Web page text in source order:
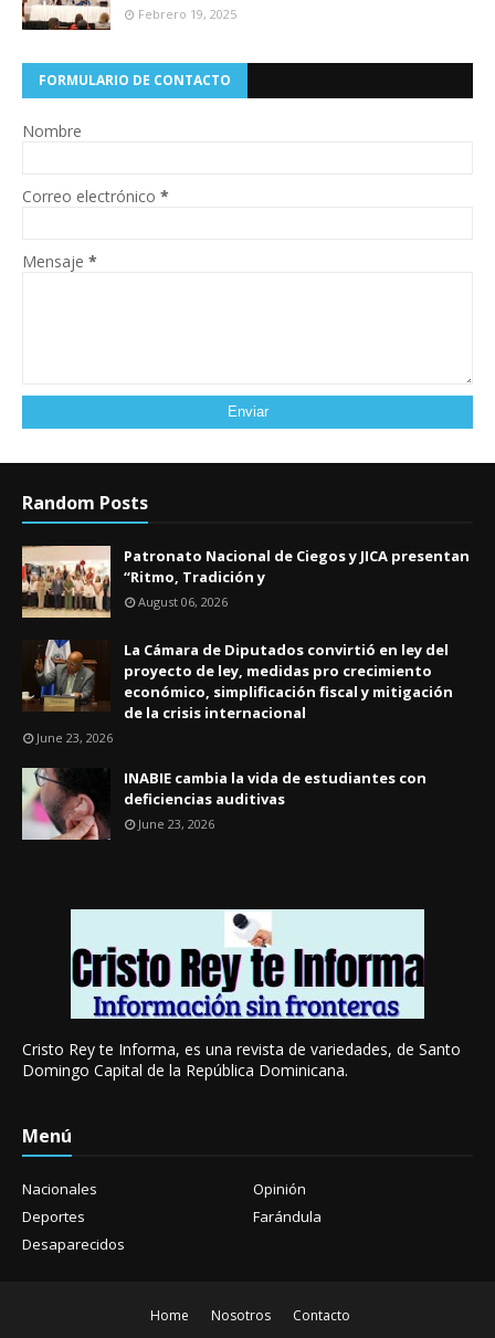
Febrero 19, 2025
FORMULARIO DE CONTACTO
Nombre
Correo electrónico *
Mensaje *
Random Posts
Patronato Nacional de Ciegos y JICA presentan
“Ritmo, Tradición y
August 06, 2026
La Cámara de Diputados convirtió en ley del
proyecto de ley, medidas pro crecimiento
económico, simplificación fiscal y mitigación
de la crisis internacional
June 23, 2026
INABIE cambia la vida de estudiantes con
deficiencias auditivas
June 23, 2026
Cristo Rey te Informa, es una revista de variedades, de Santo
Domingo Capital de la República Dominicana.
Menú
Nacionales
Opinión
Deportes
Farándula
Desaparecidos
Home Nosotros Contacto